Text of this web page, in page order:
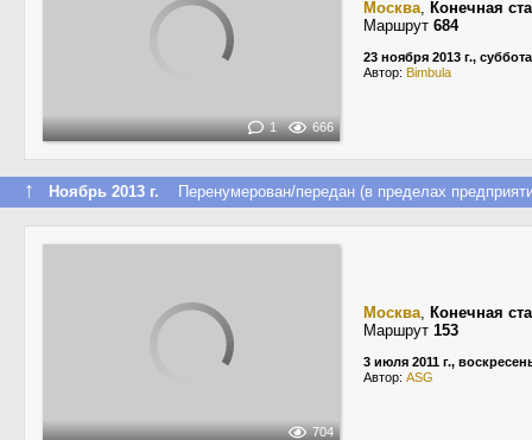
1 666
Москва, Конечная
Маршрут 684
23 ноября 2013 г., суббота
Автор: Bimbula
↑ Ноябрь 2013 г. Перенумерован/передан (в пределах
704
Москва, Конечная
Маршрут 153
3 июля 2011 г.,
Автор: ASG